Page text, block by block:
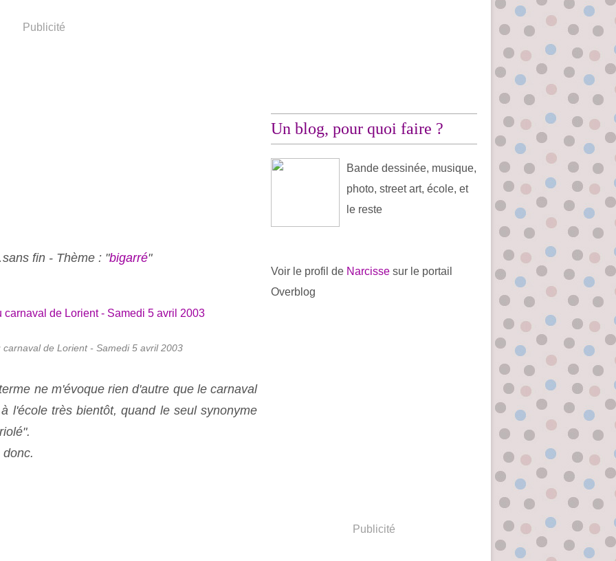
Publicité
fin - Thème : "bigarré"
de Lorient - Samedi 5 avril 2003
ne m'évoque rien d'autre que le carnaval
l'école très bientôt, quand le seul synonyme
Un blog, pour quoi faire ?
Bande dessinée, musique,
photo, street art, école, et
le reste
Voir le profil de Narcisse sur le portail
Overblog
Publicité